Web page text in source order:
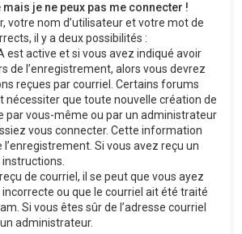
je ne peux pas me connecter !
votre nom d’utilisateur et votre mot de
il y a deux possibilités :
est active et si vous avez indiqué avoir
de l’enregistrement, alors vous devrez
reçues par courriel. Certains forums
nécessiter que toute nouvelle création de
par vous-même ou par un administrateur
vous connecter. Cette information
Si vous avez reçu un
instructions.
de courriel, il se peut que vous ayez
ou que le courriel ait été traité
Si vous êtes sûr de l’adresse courriel
administrateur.